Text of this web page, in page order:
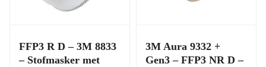
FFP3 R D – 3M 8833
– Stofmasker met
3M Aura 9332 +
Gen3 – FFP3 NR D –